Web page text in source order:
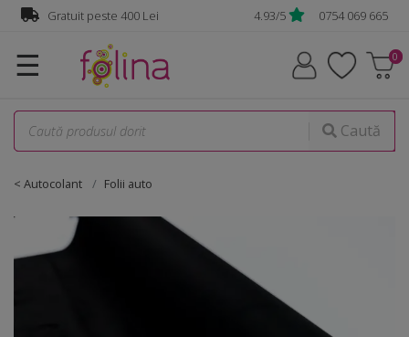
Gratuit peste 400 Lei 4.93/5 0754 069 665
☰
Caută
< Autocolant Folii auto